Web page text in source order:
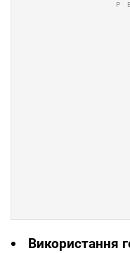
Використання